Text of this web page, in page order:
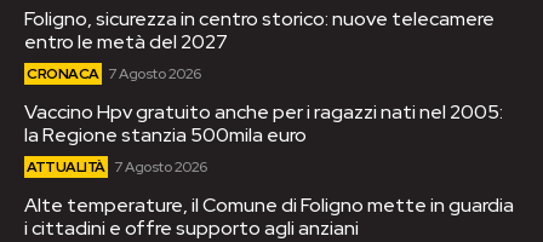
Foligno, sicurezza in centro storico: nuove telecamere
entro le metà del 2027
CRONACA 7 Agosto 2026
Vaccino Hpv gratuito anche per i ragazzi nati nel 2005:
la Regione stanzia 500mila euro
ATTUALITÀ 7 Agosto 2026
Alte temperature, il Comune di Foligno mette in guardia
i cittadini e offre supporto agli anziani